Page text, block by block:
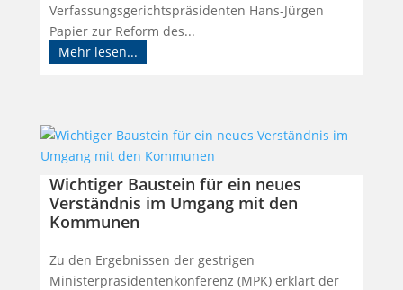
Verfassungsgerichtspräsidenten Hans-Jürgen
Papier zur Reform des...
Mehr lesen...
Wichtiger Baustein für ein neues
Verständnis im Umgang mit den
Kommunen
Zu den Ergebnissen der gestrigen
Ministerpräsidentenkonferenz (MPK) erklärt der